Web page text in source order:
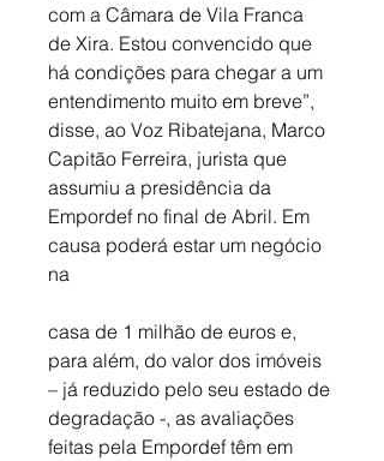
com a Câmara de Vila Franca
de Xira. Estou convencido que
há condições para chegar a um
entendimento muito em breve”,
disse, ao Voz Ribatejana, Marco
Capitão Ferreira, jurista que
assumiu a presidência da
Empordef no final de Abril. Em
causa poderá estar um negócio
na
casa de 1 milhão de euros e,
para além, do valor dos imóveis
– já reduzido pelo seu estado de
degradação -, as avaliações
feitas pela Empordef têm em